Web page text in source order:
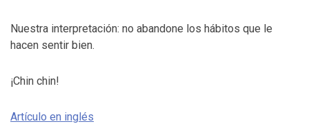
Nuestra interpretación: no abandone los hábitos que le
hacen sentir bien.
¡Chin chin!
Artículo en inglés